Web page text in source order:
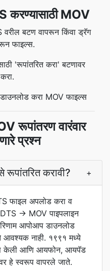
करण्यासाठी MOV
बटण वापरून किंवा ड्रॅग
फाइल्स.
'रूपांतरित करा' बटणावर
करा MOV फाइल्स
रूपांतरण वारंवार
प्रश्न
करावी? +
फाइल अपलोड करा व
→ MOV पाइपलाइन
आपोआप डाउनलोड
आवश्यक नाही. १९९१ मध्ये
केली आणि आयफोन, आयपॅड
हे स्वरूप वापरले जाते.